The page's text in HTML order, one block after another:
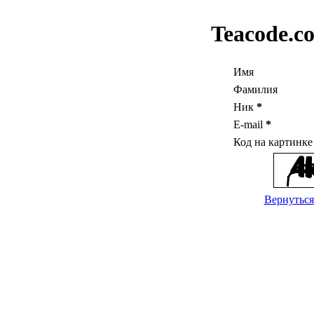
Имя
Фамилия
Ник *
E-mail *
Код на
Вернуться